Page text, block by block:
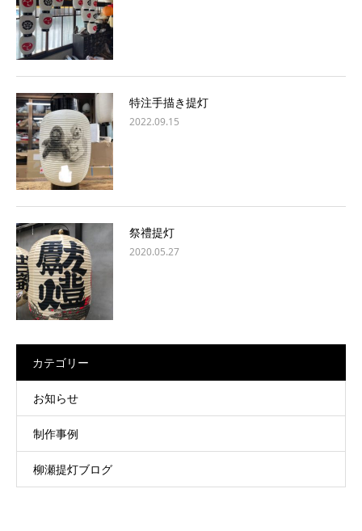
特注手描き提灯
2022.09.15
祭禮提灯
2020.05.27
カテゴリー
お知らせ
制作事例
柳瀬提灯ブログ